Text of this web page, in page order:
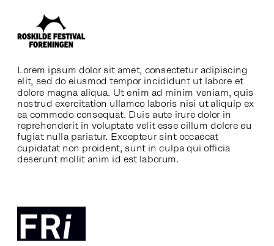
Lorem ipsum dolor sit amet, consectetur adipiscing
elit, sed do eiusmod tempor incididunt ut labore et
dolore magna aliqua. Ut enim ad minim veniam, quis
nostrud exercitation ullamco laboris nisi ut aliquip ex
ea commodo consequat. Duis aute irure dolor in
reprehenderit in voluptate velit esse cillum dolore eu
fugiat nulla pariatur. Excepteur sint occaecat
cupidatat non proident, sunt in culpa qui officia
deserunt mollit anim id est laborum.